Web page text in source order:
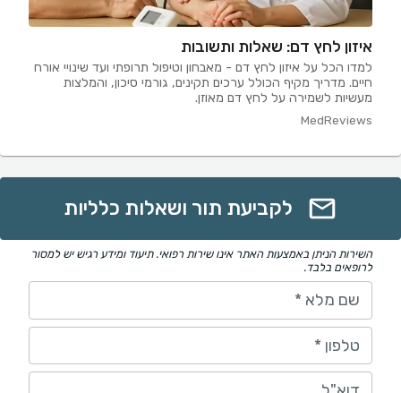
איזון לחץ דם: שאלות ותשובות
למדו הכל על איזון לחץ דם - מאבחון וטיפול תרופתי ועד שינויי אורח
חיים. מדריך מקיף הכולל ערכים תקינים, גורמי סיכון, והמלצות
מעשיות לשמירה על לחץ דם מאוזן.
MedReviews
לקביעת תור ושאלות כלליות
השירות הניתן באמצעות האתר אינו שירות רפואי. תיעוד ומידע רגיש יש למסור
לרופאים בלבד.
שם מלא *
טלפון *